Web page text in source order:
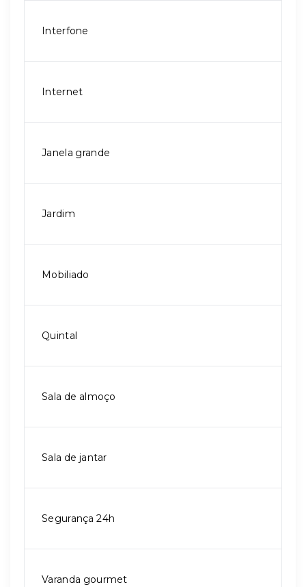
Interfone
Internet
Janela grande
Jardim
Mobiliado
Quintal
Sala de almoço
Sala de jantar
Segurança 24h
Varanda gourmet